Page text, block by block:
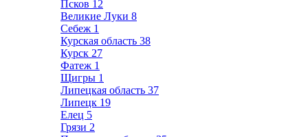
Псков 12
Великие Луки 8
Себеж 1
Курская область 38
Курск 27
Фатеж 1
Щигры 1
Липецкая область 37
Липецк 19
Елец 5
Грязи 2